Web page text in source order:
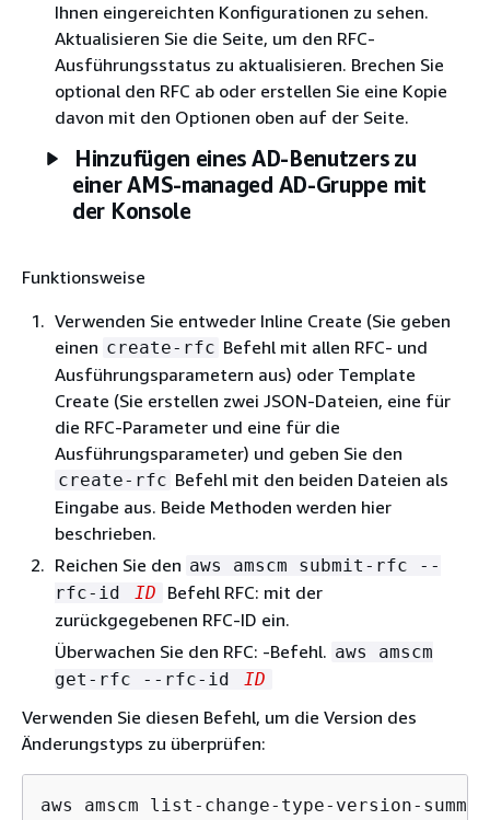
Ihnen eingereichten Konfigurationen zu sehen.
Aktualisieren Sie die Seite, um den RFC-
Ausführungsstatus zu aktualisieren. Brechen Sie
optional den RFC ab oder erstellen Sie eine Kopie
davon mit den Optionen oben auf der Seite.
Hinzufügen eines AD-Benutzers zu
einer AMS-managed AD-Gruppe mit
der Konsole
Funktionsweise
Verwenden Sie entweder Inline Create (Sie geben
einen create-rfc Befehl mit allen RFC- und
Ausführungsparametern aus) oder Template
Create (Sie erstellen zwei JSON-Dateien, eine für
die RFC-Parameter und eine für die
Ausführungsparameter) und geben Sie den
create-rfc Befehl mit den beiden Dateien als
Eingabe aus. Beide Methoden werden hier
beschrieben.
Reichen Sie den aws amscm submit-rfc --
rfc-id
ID
Befehl RFC: mit der
zurückgegebenen RFC-ID ein.
Überwachen Sie den RFC: -Befehl. aws amscm
get-rfc --rfc-id
ID
Verwenden Sie diesen Befehl, um die Version des
Änderungstyps zu überprüfen:
aws amscm list-change-type-version-